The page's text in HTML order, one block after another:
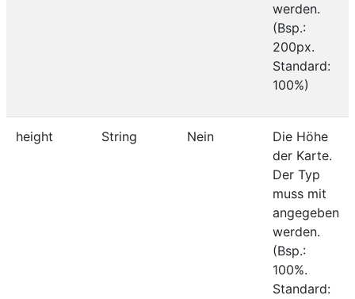
werden.
(Bsp.:
200px.
Standard:
100%)
height String Nein
Die Höhe
der Karte.
Der Typ
muss mit
angegeben
werden.
(Bsp.:
100%.
Standard: